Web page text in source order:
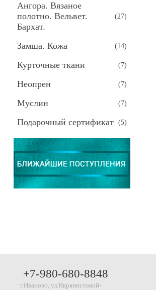
Ангора. Вязаное
полотно. Вельвет.
Бархат.
(27)
Замша. Кожа (14)
Курточные ткани (7)
Неопрен (7)
Муслин (7)
Подарочный сертификат (5)
+7-980-680-8848
г.Иваново, ул.Икрянистовой-